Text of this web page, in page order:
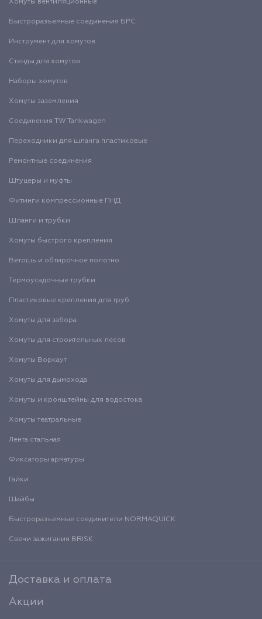
Хомуты вентиляционные
Быстроразъемные соединения БРС
Инструмент для хомутов
Стенды для хомутов
Наборы хомутов
Хомуты заземления
Соединения TW Tankwagen
Переходники для шланга пластиковые
Ремонтные соединения
Штуцеры и муфты
Фитинги компрессионные ПНД
Шланги и трубки
Хомуты быстрого крепления
Ветошь и обтирочное полотно
Термоусадочные трубки
Пластиковые крепления для труб
Хомуты для забора
Хомуты для строительных лесов
Хомуты Воркаут
Хомуты для дымохода
Хомуты и кронштейны для водостока
Хомуты театральные
Лента стальная
Фиксаторы арматуры
Гайки
Шайбы
Быстроразъемные соединители NORMAQUICK
Свечи зажигания BRISK
Доставка и оплата
Акции